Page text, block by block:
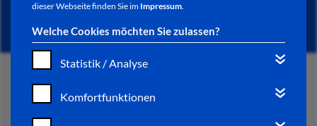
dieser Webseite finden Sie im Impressum.
Welche Cookies möchten Sie zulassen?
Statistik / Analyse
Komfortfunktionen
START